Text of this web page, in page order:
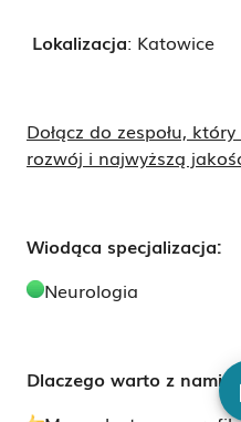
Lokalizacja: Katowice
Dołącz do zespołu,
rozwój i najwyższą
Wiodąca specjalizacja:
Neurologia
Dlaczego warto z nami